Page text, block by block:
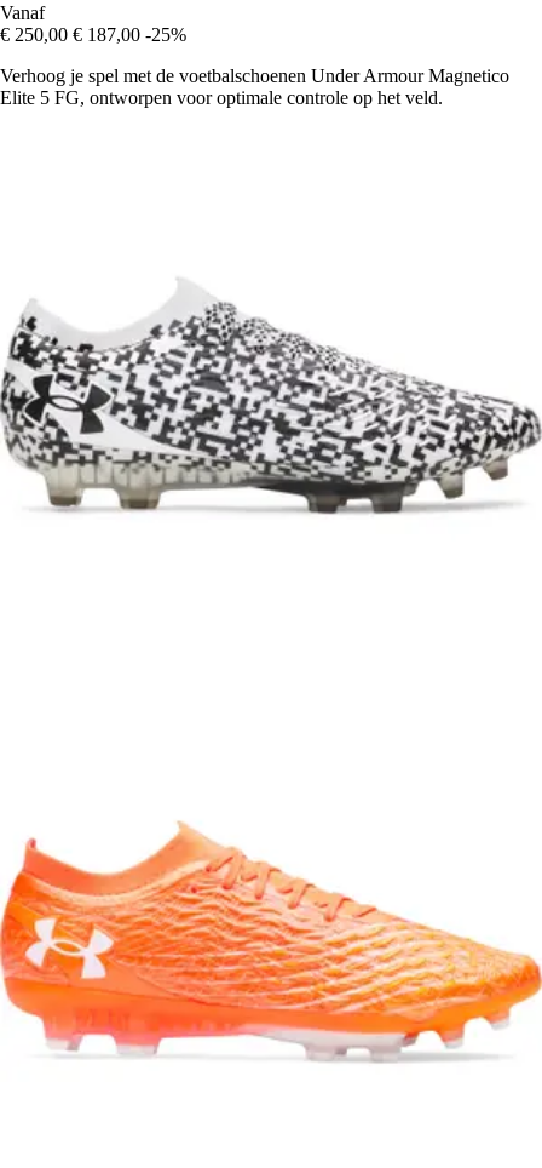
Vanaf
€ 250,00 € 187,00 -25%
Verhoog je spel met de voetbalschoenen Under Armour Magnetico
Elite 5 FG, ontworpen voor optimale controle op het veld.